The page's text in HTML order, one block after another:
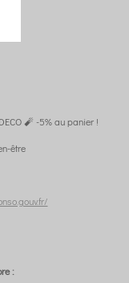
🧨 -5% au panier !
être
: